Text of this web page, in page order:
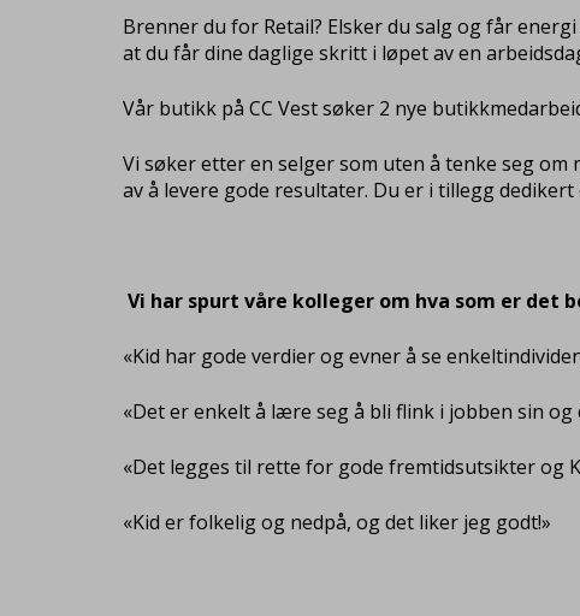
Brenner du for Retail? Elsker du salg og får
at du får dine daglige skritt i løpet av en
Vår butikk på CC Vest søker 2 nye
Vi søker etter en selger som uten å tenke seg
av å levere gode resultater. Du er i tillegg
Vi har spurt våre kolleger om hva som er det
«Kid har gode verdier og evner å se
«Det er enkelt å lære seg å bli flink i jobben sin
«Det legges til rette for gode fremtidsutsikter og
«Kid er folkelig og nedpå, og det liker jeg godt!»